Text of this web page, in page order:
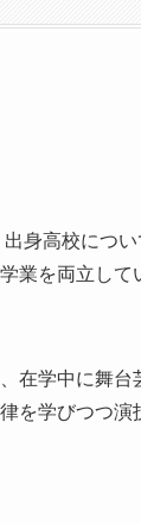
身高校につ
業を両立して
在学中に舞台
を学びつつ演